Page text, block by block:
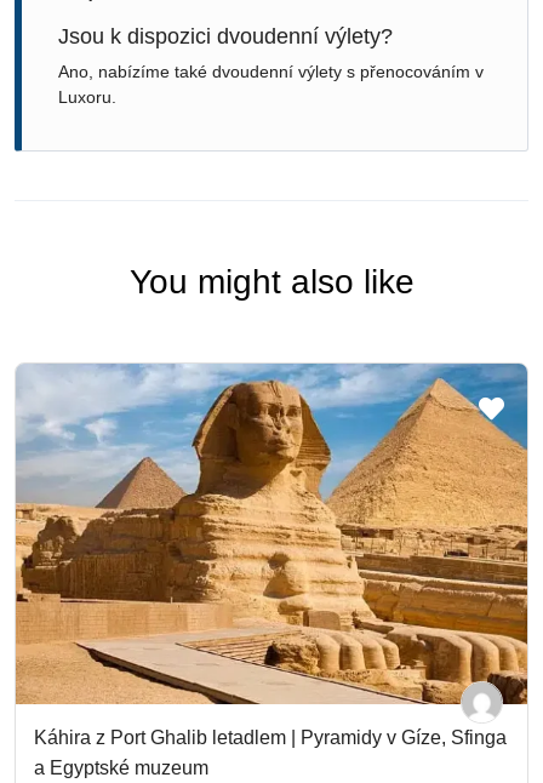
Jsou k dispozici dvoudenní výlety?
Ano, nabízíme také dvoudenní výlety s přenocováním v
Luxoru.
You might also like
Káhira z Port Ghalib letadlem | Pyramidy v Gíze, Sfinga
a Egyptské muzeum